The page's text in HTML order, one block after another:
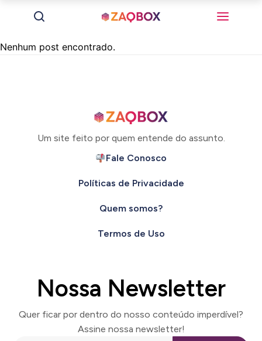
Nenhum post encontrado.
Um site feito por quem entende do assunto.
Fale Conosco
Políticas de Privacidade
Quem somos?
Termos de Uso
Nossa Newsletter
Quer ficar por dentro do nosso conteúdo imperdível?
Assine nossa newsletter!